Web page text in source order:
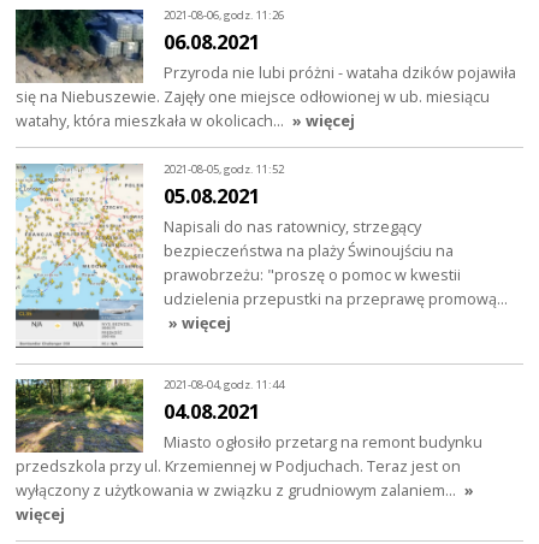
2021-08-06, godz. 11:26
06.08.2021
Przyroda nie lubi próżni - wataha dzików pojawiła
się na Niebuszewie. Zajęły one miejsce odłowionej w ub. miesiącu
watahy, która mieszkała w okolicach… » więcej
2021-08-05, godz. 11:52
05.08.2021
Napisali do nas ratownicy, strzegący
bezpieczeństwa na plaży Świnoujściu na
prawobrzeżu: "proszę o pomoc w kwestii
udzielenia przepustki na przeprawę promową…
» więcej
2021-08-04, godz. 11:44
04.08.2021
Miasto ogłosiło przetarg na remont budynku
przedszkola przy ul. Krzemiennej w Podjuchach. Teraz jest on
wyłączony z użytkowania w związku z grudniowym zalaniem… »
więcej